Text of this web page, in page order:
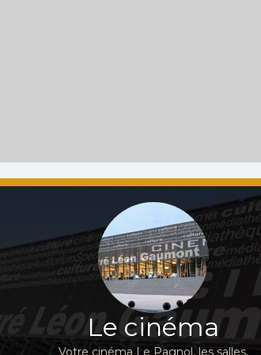
Le cinéma
Votre cinéma Le Pagnol, les salles,